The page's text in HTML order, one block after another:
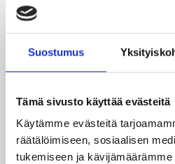
Suostumus
Tämä sivusto käyttää evästeitä
Käytämme evästeitä
räätälöimiseen, sosiaalisen
tukemiseen ja
Kategoriat
Korisliiga Pääjuttu
Katso myös